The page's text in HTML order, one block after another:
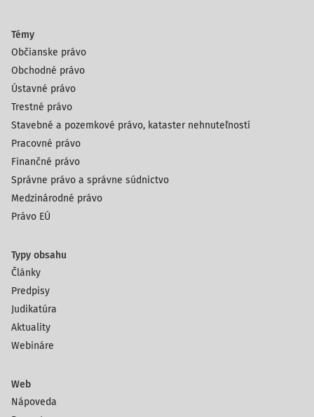
Témy
Občianske právo
Obchodné právo
Ústavné právo
Trestné právo
Stavebné a pozemkové právo, kataster nehnuteľností
Pracovné právo
Finančné právo
Správne právo a správne súdnictvo
Medzinárodné právo
Právo EÚ
Typy obsahu
Články
Predpisy
Judikatúra
Aktuality
Webináre
Web
Nápoveda